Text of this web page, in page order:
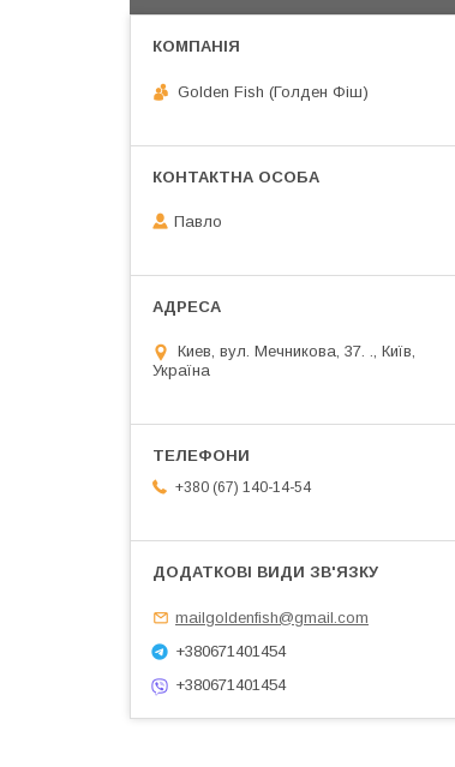
Golden Fish (Голден Фіш)
Павло
Киев, вул. Мечникова, 37. ., Київ,
Україна
+380 (67) 140-14-54
mailgoldenfish@gmail.com
+380671401454
+380671401454